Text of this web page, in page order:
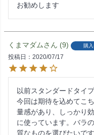
お勧めします
くまマダム 9 購
投稿日
2020/07/17
以前スタンダードタイ
今回は期待を込めてこ
量感があり、しっかり
に使っています。バラ
質なものを選びたいです